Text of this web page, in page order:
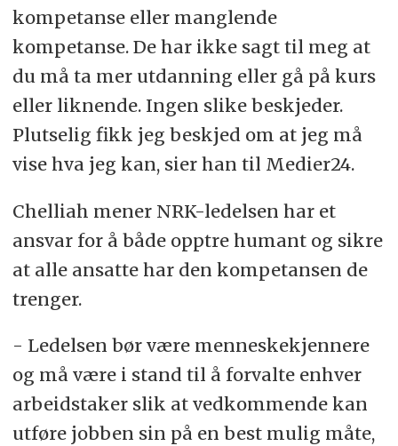
kompetanse eller manglende
kompetanse. De har ikke sagt til meg at
du må ta mer utdanning eller gå på kurs
eller liknende. Ingen slike beskjeder.
Plutselig fikk jeg beskjed om at jeg må
vise hva jeg kan, sier han til Medier24.
Chelliah mener NRK-ledelsen har et
ansvar for å både opptre humant og sikre
at alle ansatte har den kompetansen de
trenger.
- Ledelsen bør være menneskekjennere
og må være i stand til å forvalte enhver
arbeidstaker slik at vedkommende kan
utføre jobben sin på en best mulig måte,